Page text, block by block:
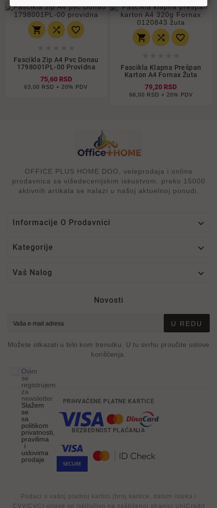
  
Fascikla Zip A4 Pvc Donau
1798001PL-00 Providna
75,60 RSD
63,00 RSD + 20% PDV
  
Fascikla Klapna Prešpan
Karton A4 Fornax Žuta
79,20 RSD
66,00 RSD + 20% PDV
OFFICE PLUS HOME DOO, veleprodaja i online
prodavnica sa višedecenijskim iskustvom. preko 15000
aktivnih artikala se nalazi u našoj aktuelnoj ponudi.
Informacije O Prodavnici 
Kategorije 
Vaš Nalog 
Novosti
U REDU
Možete otkazati u bilo kom trenutku. U tu svrhu proučite uslove
korišćenja.
Ovim
se
registrujem
za
newsletter
Slažem
se
sa
politikom
privatnosti,
pravilima
i
uslovima
prodaje
PRIHVAĆENE PLATNE KARTICE
BEZBEDNOST PLAĆANJA
Podaci o vašoj platnoj kartici (broj kartice, datum isteka i
CVV/CVC) unose se isključivo na zaštićenoj stranici UniCredit